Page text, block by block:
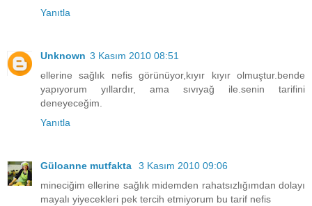
Yanıtla
Unknown 3 Kasım 2010 08:51
ellerine sağlık nefis görünüyor,kıyır kıyır olmuştur.bende
yapıyorum yıllardır, ama sıvıyağ ile.senin tarifini
deneyeceğim.
Yanıtla
Güloanne mutfakta
3 Kasım 2010 09:06
mineciğim ellerine sağlık midemden rahatsızlığımdan dolayı
mayalı yiyecekleri pek tercih etmiyorum bu tarif nefis